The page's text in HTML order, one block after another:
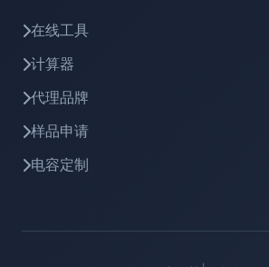
在线工具
计算器
代理品牌
样品申请
电容定制